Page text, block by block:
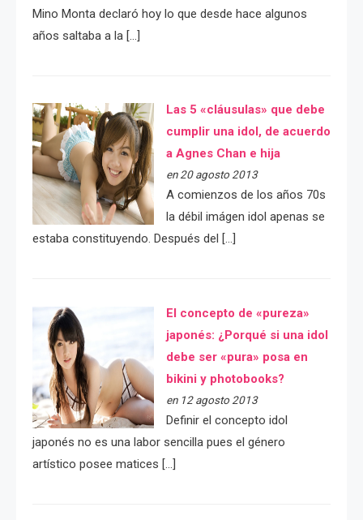
Mino Monta declaró hoy lo que desde hace algunos
años saltaba a la […]
Las 5 «cláusulas» que debe
cumplir una idol, de acuerdo
a Agnes Chan e hija
en 20 agosto 2013
A comienzos de los años 70s
la débil imágen idol apenas se
estaba constituyendo. Después del […]
El concepto de «pureza»
japonés: ¿Porqué si una idol
debe ser «pura» posa en
bikini y photobooks?
en 12 agosto 2013
Definir el concepto idol
japonés no es una labor sencilla pues el género
artístico posee matices […]